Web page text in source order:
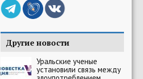
Другие новости
Уральские ученые
установили связь между